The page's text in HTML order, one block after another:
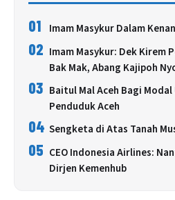
01 Imam Masykur Dalam
02 Imam Masykur: Dek Kirem
Bak Mak, Abang Kajipoh
03 Baitul Mal Aceh Bagi
Penduduk Aceh
04 Sengketa di Atas Tanah
05 CEO Indonesia Airlines:
Dirjen Kemenhub